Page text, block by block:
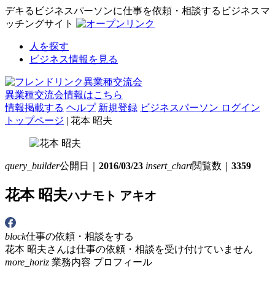
デキるビジネスパーソンに仕事を依頼・相談するビジネスマ
ッチングサイト
人を探す
ビジネス情報を見る
異業種交流会情報はこちら
情報掲載する ヘルプ 新規登録 ビジネスパーソン ログイン
トップページ | 花本 昭夫
query_builder公開日｜ 2016/03/23 insert_chart閲覧数｜ 3359
花本 昭夫ハナモト アキオ
block仕事の依頼・相談をする
花本 昭夫さんは仕事の依頼・相談を受け付けていません
more_horiz 業務内容 プロフィール